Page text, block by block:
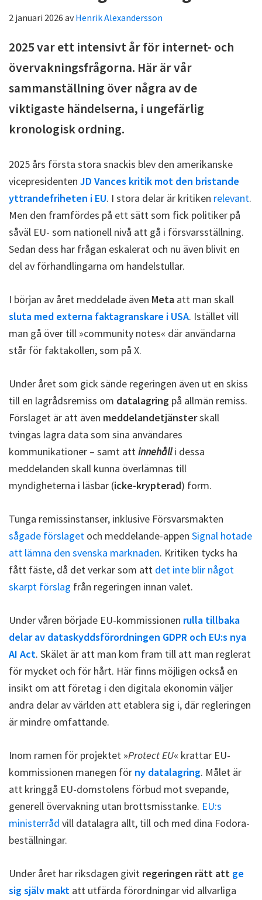
2 januari 2026 avHenrik Alexandersson
2025 var ett intensivt år för internet- och
övervakningsfrågorna. Här är vår
sammanställning över några av de
viktigaste händelserna, i ungefärlig
kronologisk ordning.
2025 års första stora snackis blev den amerikanske
vicepresidenten JD Vances kritik mot den bristande
yttrandefriheten i EU. I stora delar är kritiken relevant.
Men den framfördes på ett sätt som fick politiker på
såväl EU- som nationell nivå att gå i försvarsställning.
Sedan dess har frågan eskalerat och nu även blivit en
del av förhandlingarna om handelstullar.
I början av året meddelade även Meta att man skall
sluta med externa faktagranskare i USA. Istället vill
man gå över till »community notes« där användarna
står för faktakollen, som på X.
Under året som gick sände regeringen även ut en skiss
till en lagrådsremiss om datalagring på allmän remiss.
Förslaget är att även meddelandetjänsterskall
tvingas lagra data som sina användares
kommunikationer – samt attinnehålli dessa
meddelanden skall kunna överlämnas till
myndigheterna i läsbar (icke-krypterad) form.
Tunga remissinstanser, inklusive Försvarsmakten
sågade förslaget och meddelande-appen Signal hotade
att lämna den svenska marknaden. Kritiken tycks ha
fått fäste, då det verkar som att det inte blir något
skarpt förslag från regeringen innan valet.
Under våren började EU-kommissionen rulla tillbaka
delar av dataskyddsförordningen GDPR och EU:s nya
AI Act. Skälet är att man kom fram till att man reglerat
för mycket och för hårt. Här finns möjligen också en
insikt om att företag i den digitala ekonomin väljer
andra delar av världen att etablera sig i, där regleringen
är mindre omfattande.
Inom ramen för projektet »Protect EU« krattar EU-
kommissionen manegen för ny datalagring. Målet är
att kringgå EU-domstolens förbud mot svepande,
generell övervakning utan brottsmisstanke. EU:s
ministerråd vill datalagra allt, till och med dina Fodora-
beställningar.
Under året har riksdagen givit regeringen rätt att ge
sig själv makt att utfärda förordningar vid allvarliga